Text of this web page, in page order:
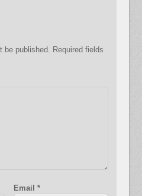
be published. Required fields
Email *